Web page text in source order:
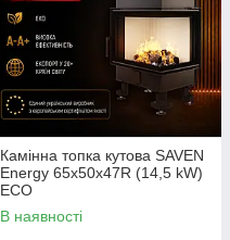
Камінна топка кутова SAVEN
Energy 65х50х47R (14,5 kW)
ECO
В наявності